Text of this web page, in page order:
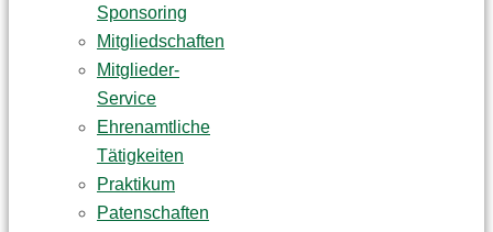
Sponsoring
Mitgliedschaften
Mitglieder-
Service
Ehrenamtliche
Tätigkeiten
Praktikum
Patenschaften